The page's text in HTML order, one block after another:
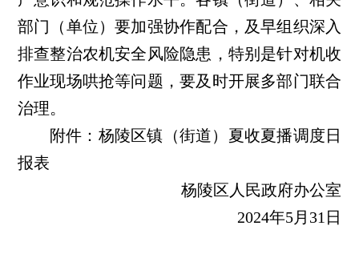
部门（单位）要加强协作配合，及早组织深入
排查整治农机安全风险隐患，特别是针对机收
作业现场哄抢等问题，要及时开展多部门联合
治理。
附件：杨陵区镇（街道）夏收夏播调度日
报表
杨陵区人民政府办公室
2024年5月31日